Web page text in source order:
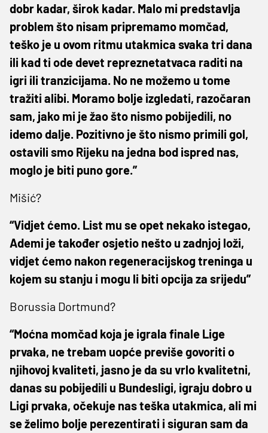
dobr kadar, širok kadar. Malo mi predstavlja
problem što nisam pripremamo momčad,
teško je u ovom ritmu utakmica svaka tri dana
ili kad ti ode devet repreznetatvaca raditi na
igri ili tranzicijama. No ne možemo u tome
tražiti alibi. Moramo bolje izgledati, razočaran
sam, jako mi je žao što nismo pobijedili, no
idemo dalje. Pozitivno je što nismo primili gol,
ostavili smo Rijeku na jedna bod ispred nas,
moglo je biti puno gore.”
Mišić?
“Vidjet ćemo. List mu se opet nekako istegao,
Ademi je također osjetio nešto u zadnjoj loži,
vidjet ćemo nakon regeneracijskog treninga u
kojem su stanju i mogu li biti opcija za srijedu”
Borussia Dortmund?
“Moćna momčad koja je igrala finale Lige
prvaka, ne trebam uopće previše govoriti o
njihovoj kvaliteti, jasno je da su vrlo kvalitetni,
danas su pobijedili u Bundesligi, igraju dobro u
Ligi prvaka, očekuje nas teška utakmica, ali mi
se želimo bolje perezentirati i siguran sam da